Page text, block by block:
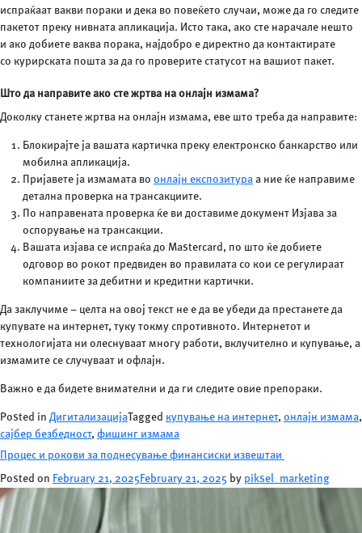
испраќаат вакви пораки и дека во повеќето случаи, може да го следите
пакетот преку нивната апликација. Исто така, ако сте нарачале нешто
и ако добиете ваква порака, најдобро е директно да контактирате
со курирската пошта за да го проверите статусот на вашиот пакет.
Што да направите ако сте жртва на онлајн измама?
Доколку станете жртва на онлајн измама, еве што треба да направите:
Блокирајте ја вашата картичка преку електронско банкарство или
мобилна апликација.
Пријавете ја измамата во онлајн експозитура а ние ќе направиме
детална проверка на трансакциите.
По направената проверка ќе ви доставиме документ Изјава за
оспорување на трансакции.
Вашата изјава се испраќа до Mastercard, по што ќе добиете
одговор во рокот предвиден во правилата со кои се регулираат
компаниите за дебитни и кредитни картички.
Да заклучиме – целта на овој текст не е да ве убеди да престанете да
купувате на интернет, туку токму спротивното. Интернетот и
технологијата ни олеснуваат многу работи, вклучително и купување, а
измамите се случуваат и офлајн.
Важно е да бидете внимателни и да ги следите овие препораки.
Posted in ДигитализацијаTagged купување на интернет, онлајн измама,
сајбер безбедност, фишинг измама
Процес и рокови за поднесување финансиски извештаи
Posted on February 21, 2025 February 21, 2025 by piksel_marketing